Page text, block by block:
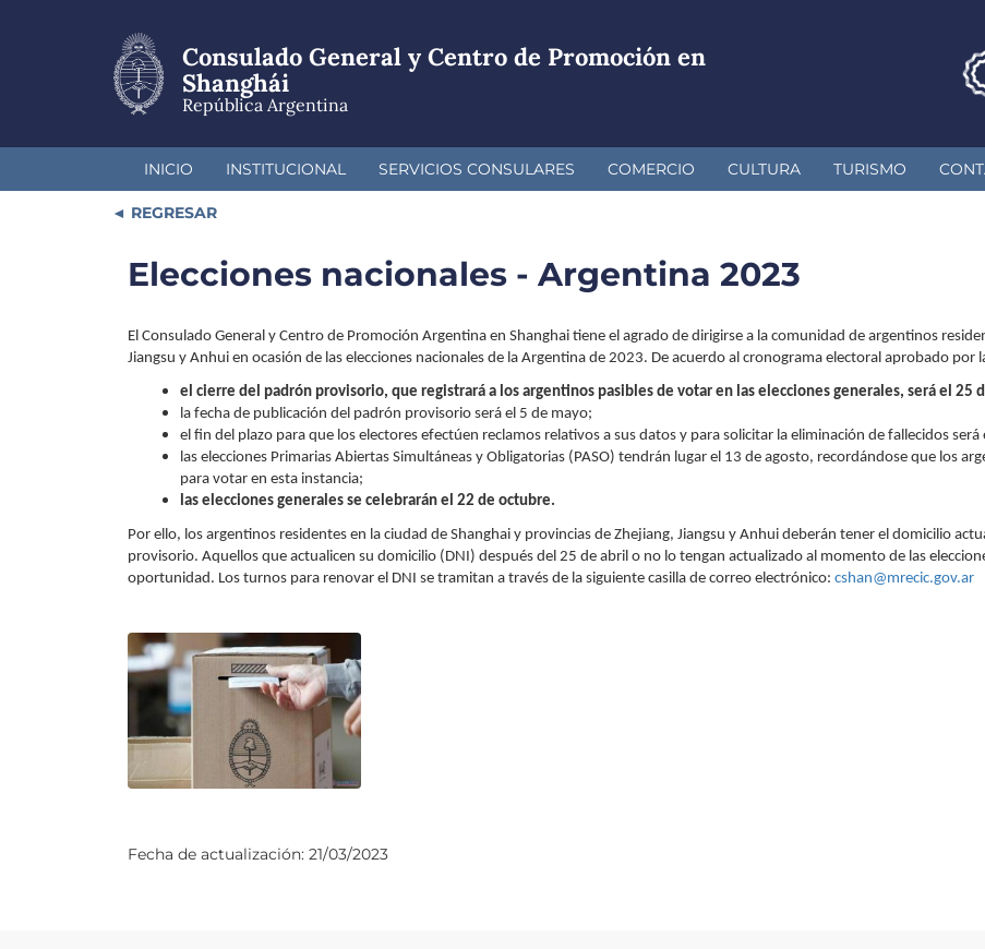
Consulado General y Centro de Promoción en
Shanghái
República Argentina
INICIO INSTITUCIONAL SERVICIOS CONSULARES COMERCIO CULTURA TURISMO
REGRESAR
Elecciones nacionales - Argentina 2023
El Consulado General y Centro de Promoción Argentina en Shanghai tiene el agrado de dirigirse a la comunidad de argentinos
Jiangsu y Anhui en ocasión de las elecciones nacionales de la Argentina de 2023. De acuerdo al cronograma electoral aprobado por
el cierre del padrón provisorio, que registrará a los argentinos pasibles de votar en las elecciones generales, será el 25
la fecha de publicación del padrón provisorio será el 5 de mayo;
el fin del plazo para que los electores efectúen reclamos relativos a sus datos y para solicitar la eliminación de fallecidos será
las elecciones Primarias Abiertas Simultáneas y Obligatorias (PASO) tendrán lugar el 13 de agosto, recordándose que los
para votar en esta instancia;
las elecciones generales se celebrarán el 22 de octubre.
Por ello, los argentinos residentes en la ciudad de Shanghai y provincias de Zhejiang, Jiangsu y Anhui deberán tener el domicilio
provisorio. Aquellos que actualicen su domicilio (DNI) después del 25 de abril o no lo tengan actualizado al momento de las
oportunidad. Los turnos para renovar el DNI se tramitan a través de la siguiente casilla de correo electrónico: cshan@mrecic.gov.ar
Fecha de actualización: 21/03/2023